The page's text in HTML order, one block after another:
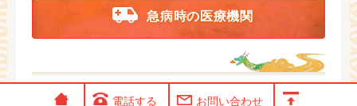
急病時の医療機関
電話する お問い合わせ